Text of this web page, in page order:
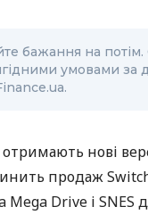
бажання на
умовами за
отримають нові
продаж
Mega Drive і SNES